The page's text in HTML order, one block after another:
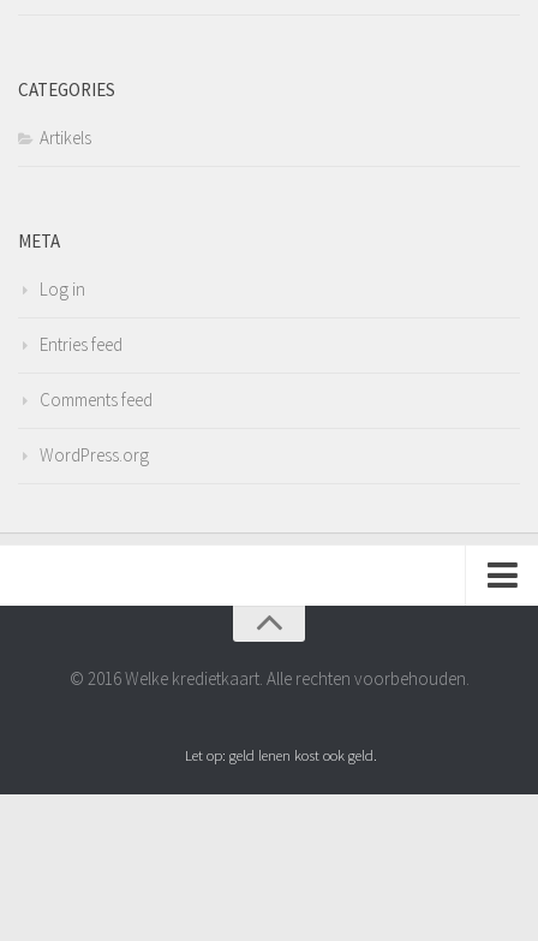
CATEGORIES
Artikels
META
Log in
Entries feed
Comments feed
WordPress.org
Contact© 2016 Welke kredietkaart. Alle rechten voorbehouden.
Let op: geld lenen kost ook geld.